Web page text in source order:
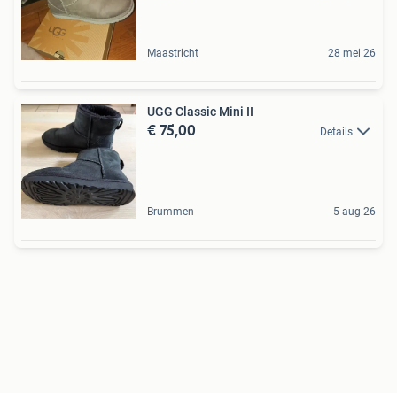
Maastricht 28 mei 26
UGG Classic Mini II
€ 75,00 Details
Brummen 5 aug 26